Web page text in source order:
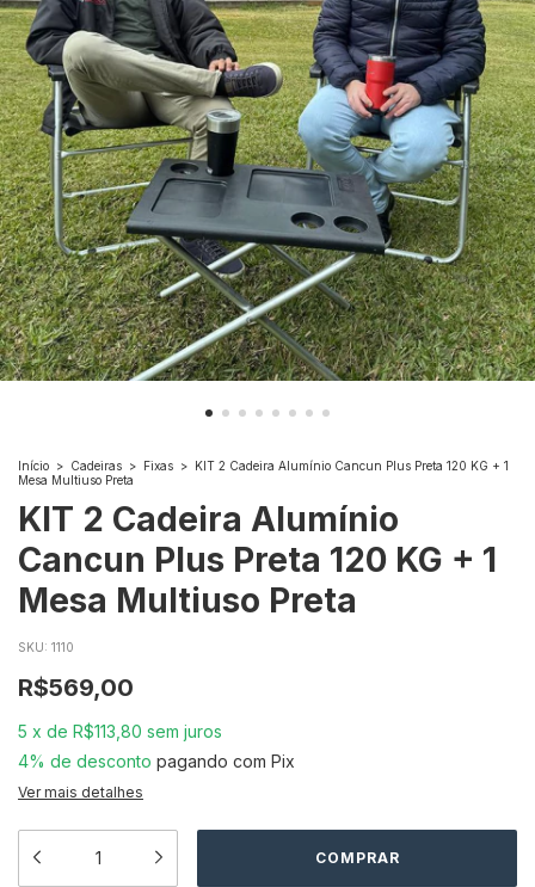
Início > Cadeiras > Fixas >
KIT 2 Cadeira Alumínio Cancun Plus Preta 120 KG + 1
Mesa Multiuso Preta
KIT 2 Cadeira Alumínio
Cancun Plus Preta 120 KG + 1
Mesa Multiuso Preta
SKU: 1110
R$569,00
5 x de R$113,80 sem juros
4% de desconto pagando com Pix
Ver mais detalhes